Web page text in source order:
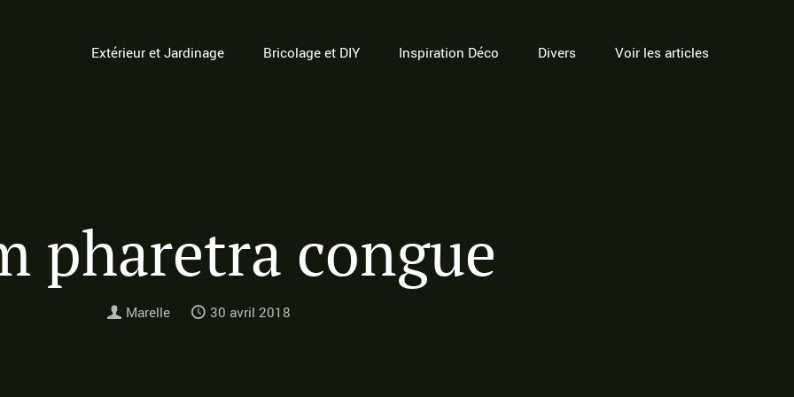
Extérieur et Jardinage Bricolage et DIY Inspiration Déco Divers Voir les articles
pharetra congue
Marelle 30 avril 2018